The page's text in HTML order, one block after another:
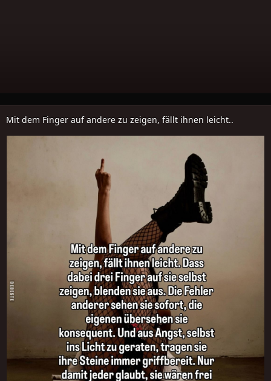
Mit dem Finger auf andere zu zeigen, fällt ihnen leicht..